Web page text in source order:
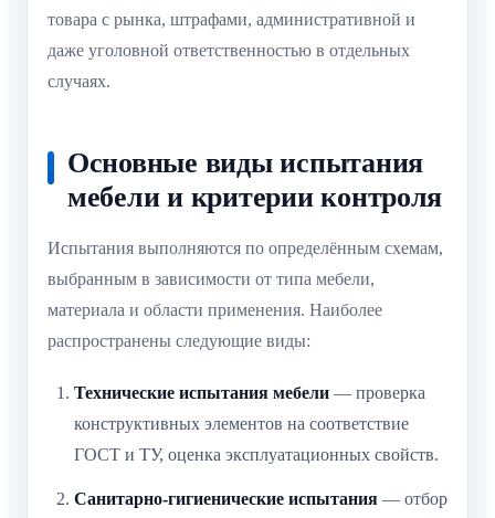
товара с рынка, штрафами, административной и
даже уголовной ответственностью в отдельных
случаях.
Основные виды испытания
мебели и критерии контроля
Испытания выполняются по определённым схемам,
выбранным в зависимости от типа мебели,
материала и области применения. Наиболее
распространены следующие виды:
Технические испытания мебели — проверка
конструктивных элементов на соответствие
ГОСТ и ТУ, оценка эксплуатационных свойств.
Санитарно-гигиенические испытания — отбор